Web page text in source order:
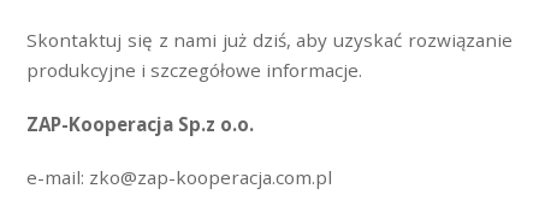
Skontaktuj się z nami już dziś, aby uzyskać rozwiązanie
produkcyjne i szczegółowe informacje.
ZAP-Kooperacja Sp.z o.o.
e-mail: zko@zap-kooperacja.com.pl